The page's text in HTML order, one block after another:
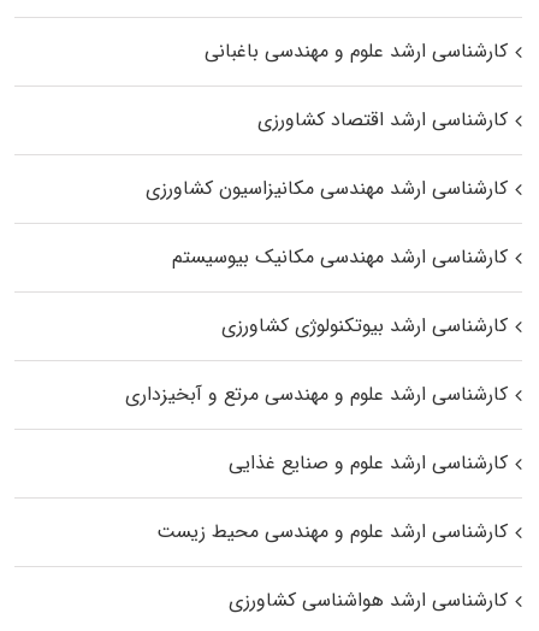
کارشناسی ارشد علوم و مهندسی باغبانی
کارشناسی ارشد اقتصاد کشاورزی
کارشناسی ارشد مهندسی مکانیزاسیون کشاورزی
کارشناسی ارشد مهندسی مکانیک بیوسیستم
کارشناسی ارشد بیوتکنولوژی کشاورزی
کارشناسی ارشد علوم و مهندسی مرتع و آبخیزداری
کارشناسی ارشد علوم و صنایع غذایی
کارشناسی ارشد علوم و مهندسی محیط زیست
کارشناسی ارشد هواشناسی کشاورزی